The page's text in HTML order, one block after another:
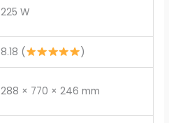
225 W
8.18 ( )
288 × 770 × 246 mm